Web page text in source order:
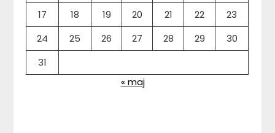
17
18 19 20 21 22
23
24
25 26 27 28 29
30
31
« maj